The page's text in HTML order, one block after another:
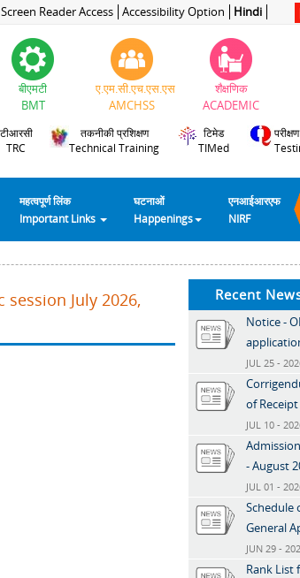
Screen Reader Access Accessibility Option Hindi
बीएमटी
BMT
ए.एम.सी.एच.एस.एस
AMCHSS
शैक्षणिक
ACADEMIC
टीआरसी
TRC
तकनीकी प्रशिक्षण
Technical Training
टिमेड
TIMed
महत्वपूर्ण लिंक
Important Links
घटनाओं
Happenings
एनआईआरएफ
NIRF
July 2026,
Recent
Notice -
JUL 25 -
of
JUL 10 -
- August
JUL 01 -
Schedule
General
JUN 29 -
Rank List